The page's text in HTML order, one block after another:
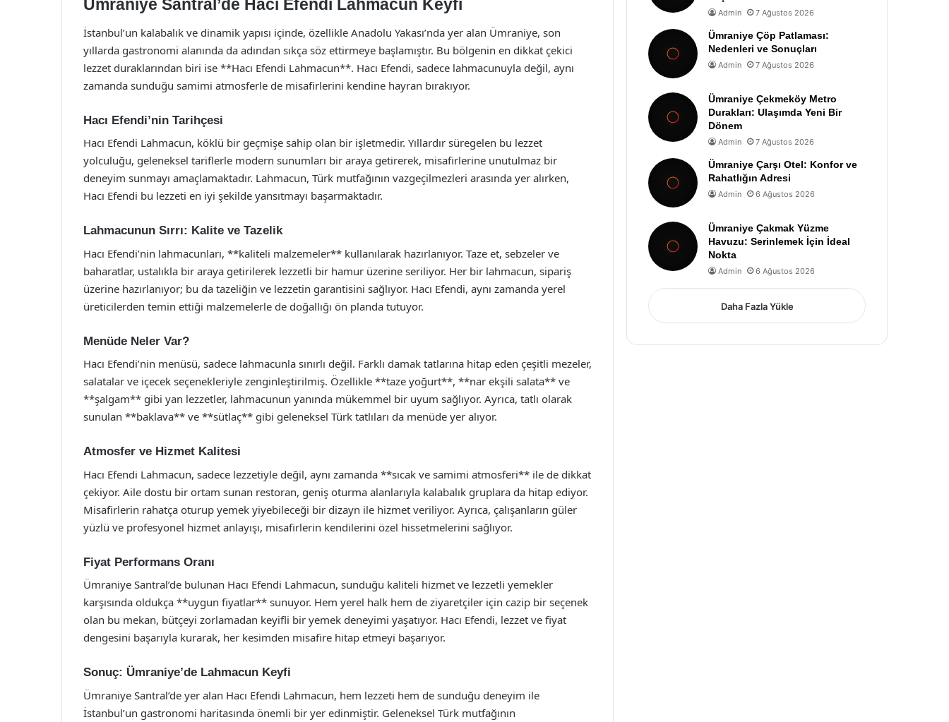
Ümraniye Santral’de Hacı Efendi Lahmacun Keyfi
İstanbul’un kalabalık ve dinamik yapısı içinde, özellikle Anadolu Yakası’nda yer alan Ümraniye, son
yıllarda gastronomi alanında da adından sıkça söz ettirmeye başlamıştır. Bu bölgenin en dikkat çekici
lezzet duraklarından biri ise **Hacı Efendi Lahmacun**. Hacı Efendi, sadece lahmacunuyla değil, aynı
zamanda sunduğu samimi atmosferle de misafirlerini kendine hayran bırakıyor.
Hacı Efendi’nin Tarihçesi
Hacı Efendi Lahmacun, köklü bir geçmişe sahip olan bir işletmedir. Yıllardır süregelen bu lezzet
yolculuğu, geleneksel tariflerle modern sunumları bir araya getirerek, misafirlerine unutulmaz bir
deneyim sunmayı amaçlamaktadır. Lahmacun, Türk mutfağının vazgeçilmezleri arasında yer alırken,
Hacı Efendi bu lezzeti en iyi şekilde yansıtmayı başarmaktadır.
Lahmacunun Sırrı: Kalite ve Tazelik
Hacı Efendi’nin lahmacunları, **kaliteli malzemeler** kullanılarak hazırlanıyor. Taze et, sebzeler ve
baharatlar, ustalıkla bir araya getirilerek lezzetli bir hamur üzerine seriliyor. Her bir lahmacun, sipariş
üzerine hazırlanıyor; bu da tazeliğin ve lezzetin garantisini sağlıyor. Hacı Efendi, aynı zamanda yerel
üreticilerden temin ettiği malzemelerle de doğallığı ön planda tutuyor.
Menüde Neler Var?
Hacı Efendi’nin menüsü, sadece lahmacunla sınırlı değil. Farklı damak tatlarına hitap eden çeşitli mezeler,
salatalar ve içecek seçenekleriyle zenginleştirilmiş. Özellikle **taze yoğurt**, **nar ekşili salata** ve
**şalgam** gibi yan lezzetler, lahmacunun yanında mükemmel bir uyum sağlıyor. Ayrıca, tatlı olarak
sunulan **baklava** ve **sütlaç** gibi geleneksel Türk tatlıları da menüde yer alıyor.
Atmosfer ve Hizmet Kalitesi
Hacı Efendi Lahmacun, sadece lezzetiyle değil, aynı zamanda **sıcak ve samimi atmosferi** ile de dikkat
çekiyor. Aile dostu bir ortam sunan restoran, geniş oturma alanlarıyla kalabalık gruplara da hitap ediyor.
Misafirlerin rahatça oturup yemek yiyebileceği bir dizayn ile hizmet veriliyor. Ayrıca, çalışanların güler
yüzlü ve profesyonel hizmet anlayışı, misafirlerin kendilerini özel hissetmelerini sağlıyor.
Fiyat Performans Oranı
Ümraniye Santral’de bulunan Hacı Efendi Lahmacun, sunduğu kaliteli hizmet ve lezzetli yemekler
karşısında oldukça **uygun fiyatlar** sunuyor. Hem yerel halk hem de ziyaretçiler için cazip bir seçenek
olan bu mekan, bütçeyi zorlamadan keyifli bir yemek deneyimi yaşatıyor. Hacı Efendi, lezzet ve fiyat
dengesini başarıyla kurarak, her kesimden misafire hitap etmeyi başarıyor.
Sonuç: Ümraniye’de Lahmacun Keyfi
Ümraniye Santral’de yer alan Hacı Efendi Lahmacun, hem lezzeti hem de sunduğu deneyim ile
İstanbul’un gastronomi haritasında önemli bir yer edinmiştir. Geleneksel Türk mutfağının
Admin 7 Ağustos 2026
Ümraniye Çöp Patlaması:
Nedenleri ve Sonuçları
Admin 7 Ağustos 2026
Ümraniye Çekmeköy Metro
Durakları: Ulaşımda Yeni Bir
Dönem
Admin 7 Ağustos 2026
Ümraniye Çarşı Otel: Konfor ve
Rahatlığın Adresi
Admin 6 Ağustos 2026
Ümraniye Çakmak Yüzme
Havuzu: Serinlemek İçin İdeal
Nokta
Admin 6 Ağustos 2026
Daha Fazla Yükle